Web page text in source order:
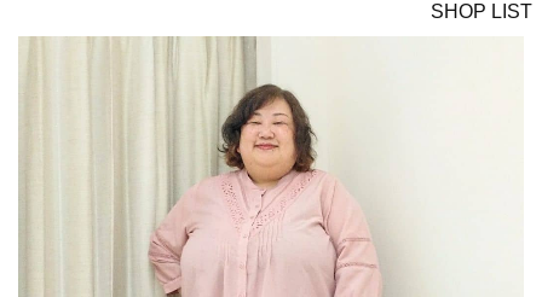
SHOP LIST